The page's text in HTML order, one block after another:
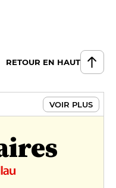
RETOUR EN HAUT
VOIR PLUS